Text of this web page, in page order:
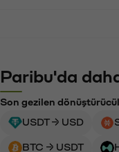
Paribu'da
Son gezilen
USDT → USD
BTC → USDT